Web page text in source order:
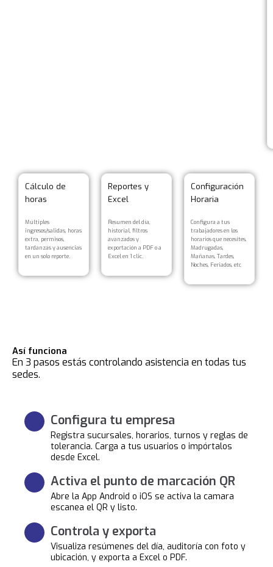
Cálculo de
horas
Múltiples
ingresos/salidas, horas
extra, permisos,
tardanzas y ausencias
en un solo reporte.
Reportes y
Excel
Resumen del día,
historial, filtros
avanzados y
exportación a PDF o a
Excel en 1 clic.
Configuración
Horaria
Configura a tus
trabajadores en los
horarios que necesites,
Madrugadas,
Mañanas, Tardes,
Noches, Feriados, etc
Así funciona
En 3 pasos estás controlando asistencia en todas tus
sedes.
Configura tu empresa
Registra sucursales, horarios, turnos y reglas de
tolerancia. Carga a tus usuarios o impórtalos
desde Excel.
Activa el punto de marcación QR
Abre la App Android o iOS se activa la camara
escanea el QR y listo.
Controla y exporta
Visualiza resúmenes del día, auditoría con foto y
ubicación, y exporta a Excel o PDF.